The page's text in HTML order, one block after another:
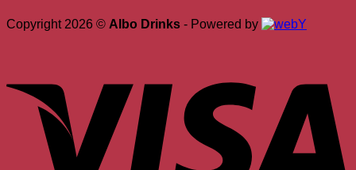
Copyright 2026 © Albo Drinks - Powered by